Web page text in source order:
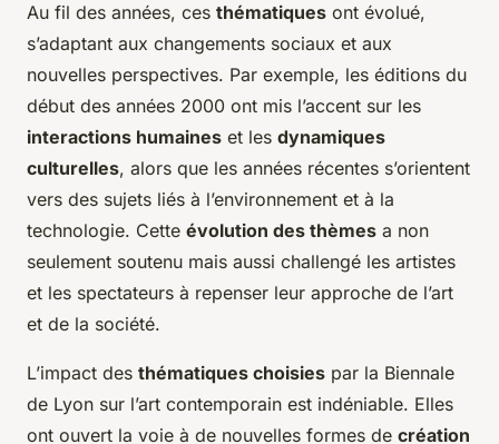
Au fil des années, ces thématiques ont évolué,
s’adaptant aux changements sociaux et aux
nouvelles perspectives. Par exemple, les éditions du
début des années 2000 ont mis l’accent sur les
interactions humaines et les dynamiques
culturelles, alors que les années récentes s’orientent
vers des sujets liés à l’environnement et à la
technologie. Cette évolution des thèmes a non
seulement soutenu mais aussi challengé les artistes
et les spectateurs à repenser leur approche de l’art
et de la société.
L’impact des thématiques choisies par la Biennale
de Lyon sur l’art contemporain est indéniable. Elles
ont ouvert la voie à de nouvelles formes de création